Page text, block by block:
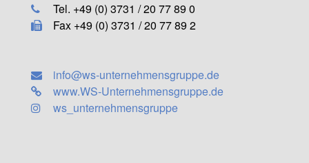
Tel. +49 (0) 3731 / 20 77 89 0
Fax +49 (0) 3731 / 20 77 89 2
info@ws-unternehmensgruppe.de
www.WS-Unternehmensgruppe.de
ws_unternehmensgruppe